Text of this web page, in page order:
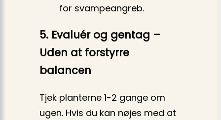
for svampeangreb.
5. Evaluér og gentag –
Uden at forstyrre
balancen
Tjek planterne 1-2 gange om
ugen. Hvis du kan nøjes med at